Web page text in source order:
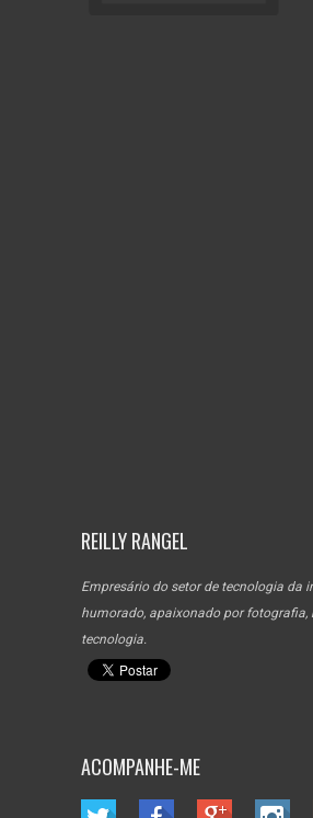
REILLY RANGEL
Empresário do setor de tecnologia da
humorado, apaixonado por fotografia,
tecnologia.
ACOMPANHE-ME